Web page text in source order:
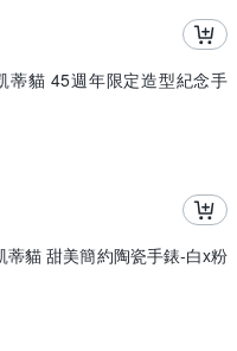
蒂貓 45週年限定造型紀念手
蒂貓 甜美簡約陶瓷手錶-白x粉